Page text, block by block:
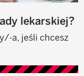
lekarskiej?
a, jeśli chcesz